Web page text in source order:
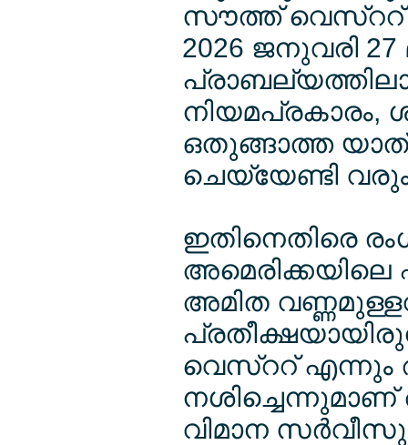
സൗത്ത്
2026 ജനുവരി
നിയമപ്രകാരം,
ഒതുങ്ങാത്ത
ചെയ്യേണ്ടി
ഇതിനെതിരെ
അമിത
വെസ്ററ് എന്നും
നശിച്ചെന്നുമാണ്
വിമാന